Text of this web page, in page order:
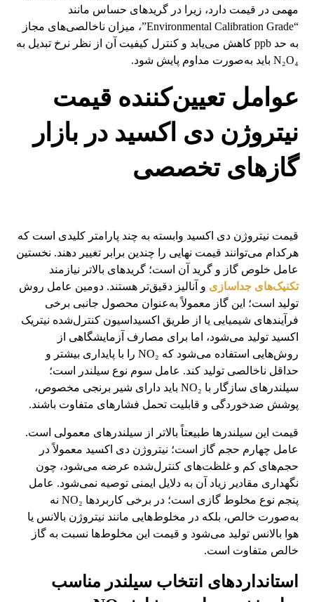
مهمی در قیمت دارد، زیرا در گریدهای حساس مانند
“Environmental Calibration Grade”، میزان ناخالصی‌های مجاز
به حد ppb کاهش می‌یابد و کنترل کیفیت آن از نظر نرخ تبدیل به
N₂O₄ باید به‌صورت مداوم پایش شود.
عوامل تعیین‌کننده قیمت
نیتروژن دی اکسید در بازار
گازهای تخصصی
قیمت نیتروژن دی اکسید وابسته به چند پارامتر کلیدی است که
هرکدام می‌توانند قیمت نهایی را چندین برابر تغییر دهند. نخستین
عامل خلوص گاز و گرید آن است؛ گریدهای بالاتر نیازمند
تکنیک‌های جداسازی و آنالیز دقیق‌تر هستند. دومین عامل روش
تولید است؛ این گاز معمولاً به‌عنوان محصول جانبی برخی
فرآیندهای شیمیایی یا از طریق اکسیداسیون کنترل‌شده نیتریک
اکسید تولید می‌شود، اما برای مصارف آزمایشگاهی از
روش‌هایی استفاده می‌شود که NO₂ را با پایداری بیشتر و
حداقل ناخالصی تولید کند. عامل سوم نوع سیلندر است؛
سیلندرهای سازگار با NO₂ باید دارای شیر برنجی مخصوص،
پوشش ضدخوردگی و قابلیت تحمل فشارهای متفاوت باشند.
قیمت این سیلندرها طبیعتاً بالاتر از سیلندرهای معمولی است.
عامل چهارم حجم گاز است؛ نیتروژن دی اکسید معمولاً در
حجم‌های کم و غلظت‌های کنترل‌شده عرضه می‌شود، چون
نگهداری مقادیر زیاد آن به دلایل ایمنی توصیه نمی‌شود. عامل
پنجم نوع مخلوط گازی است؛ در برخی کاربردها NO₂ نه
به‌صورت خالص، بلکه در مخلوط‌هایی مانند نیتروژن بالانس یا
هوا بالانس تولید می‌شود و قیمت این مخلوط‌ها نسبت به گاز
خالص متفاوت است.
استانداردهای انتخاب سیلندر مناسب